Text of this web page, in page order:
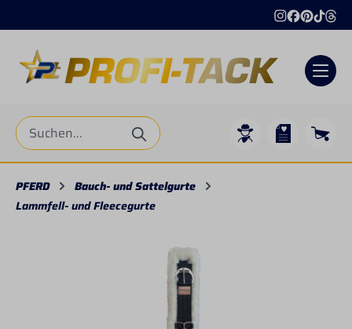
PFERD
Bauch- und Sattelgurte
Lammfell- und Fleecegurte
Bildergalerie überspringen